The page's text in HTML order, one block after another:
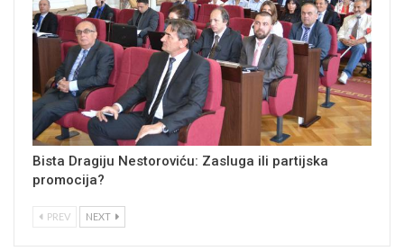
Bista Dragiju Nestoroviću: Zasluga ili partijska
promocija?
PREV NEXT